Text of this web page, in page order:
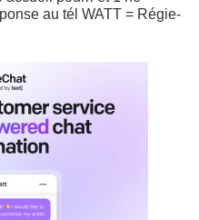
au tél WATT = Régie-